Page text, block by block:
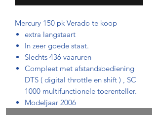
Mercury 150 pk Verado te koop
extra langstaart
In zeer goede staat.
Slechts 436 vaaruren
Compleet met afstandsbediening
DTS ( digital throttle en shift ) , SC
1000 multifunctionele toerenteller.
Modeljaar 2006